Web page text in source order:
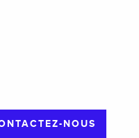
NOUS